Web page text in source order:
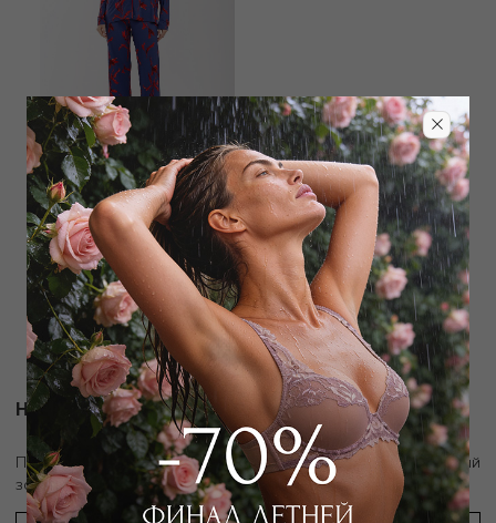
MEY
Пижама рубашка / брюки
28 350₽ 45 000
Новости и акции
Подпишитесь на рассылку и получитескидку 10% на первый
заказ